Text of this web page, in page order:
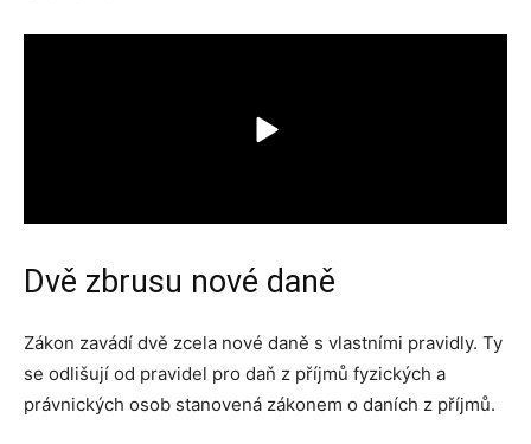
Dvě zbrusu nové daně
Zákon zavádí dvě zcela nové daně s vlastními pravidly. Ty
se odlišují od pravidel pro daň z příjmů fyzických a
právnických osob stanovená zákonem o daních z příjmů.